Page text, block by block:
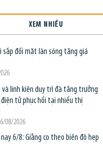
XEM NHIỀU
sắp đối mặt làn sóng tăng giá
linh kiện duy trì đà tăng trưởng
tử phục hồi tại nhiều thị
08/2026
6/8: Giằng co theo biên độ hẹp